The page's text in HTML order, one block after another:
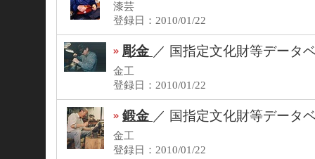
漆芸
登録日：2010/01/22
彫金 ／ 国指定文化財等データ
金工
登録日：2010/01/22
鍛金 ／ 国指定文化財等データ
金工
登録日：2010/01/22